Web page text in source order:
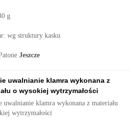
g
wg struktury kasku
Jeszcze
uwalnianie klamra wykonana z
o wysokiej wytrzymałości
uwalnianie klamra wykonana z materiału
wytrzymałości